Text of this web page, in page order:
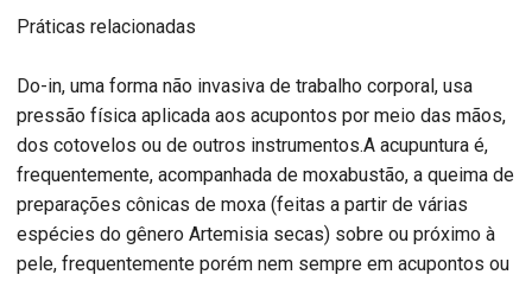
Práticas relacionadas
Do-in, uma forma não invasiva de trabalho corporal, usa
pressão física aplicada aos acupontos por meio das mãos,
dos cotovelos ou de outros instrumentos.A acupuntura é,
frequentemente, acompanhada de moxabustão, a queima de
preparações cônicas de moxa (feitas a partir de várias
espécies do gênero Artemisia secas) sobre ou próximo à
pele, frequentemente porém nem sempre em acupontos ou